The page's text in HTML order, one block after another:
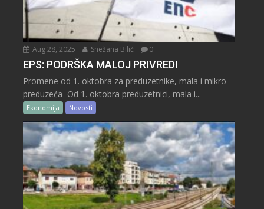
Aug 28, 2025 Snežana Bilić 0
EPS: PODRŠKA MALOJ PRIVREDI
Promene od 1. oktobra za preduzetnike, mala i mikro
preduzeća Od 1. oktobra preduzetnici, mala i...
Ekonomija Novosti